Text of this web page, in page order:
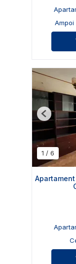
Ampoi
1 / 6
Previous